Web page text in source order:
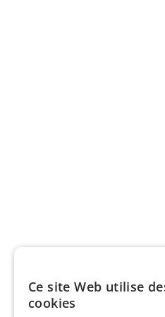
Ce site Web utilise
cookies